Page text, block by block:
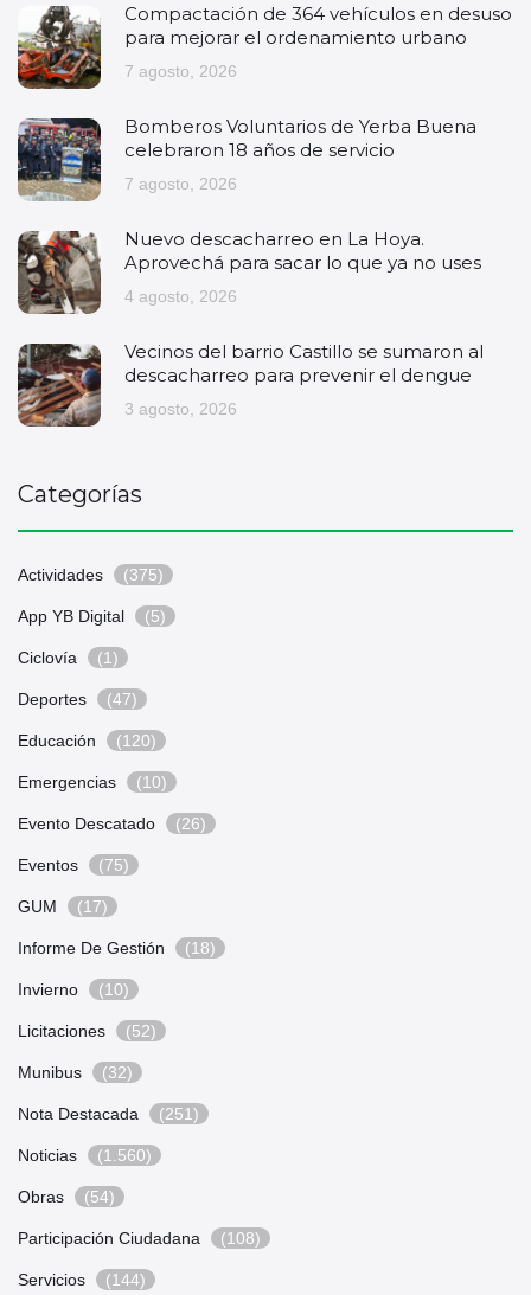
Compactación de 364 vehículos en desuso
para mejorar el ordenamiento urbano
7 agosto, 2026
Bomberos Voluntarios de Yerba Buena
celebraron 18 años de servicio
7 agosto, 2026
Nuevo descacharreo en La Hoya.
Aprovechá para sacar lo que ya no uses
4 agosto, 2026
Vecinos del barrio Castillo se sumaron al
descacharreo para prevenir el dengue
3 agosto, 2026
Categorías
Actividades (375)
App YB Digital (5)
Ciclovía (1)
Deportes (47)
Educación (120)
Emergencias (10)
Evento Descatado (26)
Eventos (75)
GUM (17)
Informe De Gestión (18)
Invierno (10)
Licitaciones (52)
Munibus (32)
Nota Destacada (251)
Noticias (1.560)
Obras (54)
Participación Ciudadana (108)
Servicios (144)